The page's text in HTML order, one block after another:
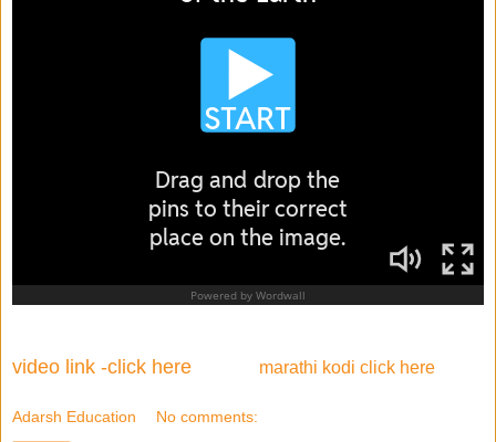
video link -click here marathi kodi click here
Adarsh Education No comments: